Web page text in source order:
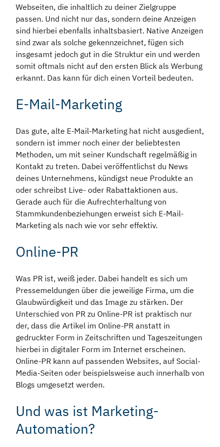
Webseiten, die inhaltlich zu deiner Zielgruppe
passen. Und nicht nur das, sondern deine Anzeigen
sind hierbei ebenfalls inhaltsbasiert. Native Anzeigen
sind zwar als solche gekennzeichnet, fügen sich
insgesamt jedoch gut in die Struktur ein und werden
somit oftmals nicht auf den ersten Blick als Werbung
erkannt. Das kann für dich einen Vorteil bedeuten.
E-Mail-Marketing
Das gute, alte E-Mail-Marketing hat nicht ausgedient,
sondern ist immer noch einer der beliebtesten
Methoden, um mit seiner Kundschaft regelmäßig in
Kontakt zu treten. Dabei veröffentlichst du News
deines Unternehmens, kündigst neue Produkte an
oder schreibst Live- oder Rabattaktionen aus.
Gerade auch für die Aufrechterhaltung von
Stammkundenbeziehungen erweist sich E-Mail-
Marketing als nach wie vor sehr effektiv.
Online-PR
Was PR ist, weiß jeder. Dabei handelt es sich um
Pressemeldungen über die jeweilige Firma, um die
Glaubwürdigkeit und das Image zu stärken. Der
Unterschied von PR zu Online-PR ist praktisch nur
der, dass die Artikel im Online-PR anstatt in
gedruckter Form in Zeitschriften und Tageszeitungen
hierbei in digitaler Form im Internet erscheinen.
Online-PR kann auf passenden Websites, auf Social-
Media-Seiten oder beispielsweise auch innerhalb von
Blogs umgesetzt werden.
Und was ist Marketing-
Automation?